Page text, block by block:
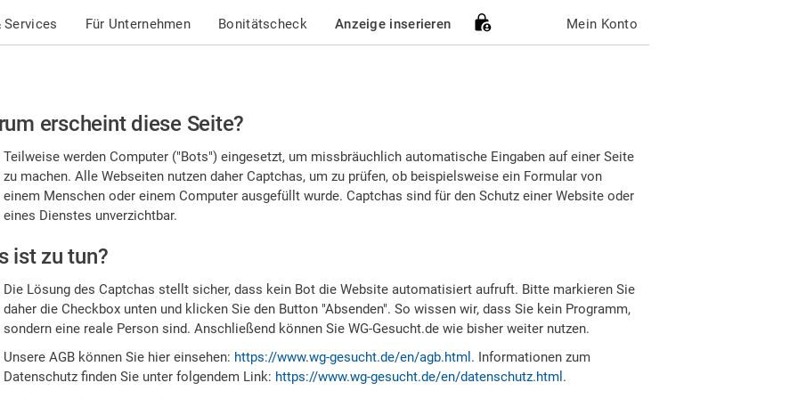
Services Für Unternehmen Bonitätscheck Anzeige inserieren Mein Konto
erscheint diese Seite?
Teilweise werden Computer ("Bots") eingesetzt, um missbräuchlich automatische Eingaben auf einer Seite
zu machen. Alle Webseiten nutzen daher Captchas, um zu prüfen, ob beispielsweise ein Formular von
einem Menschen oder einem Computer ausgefüllt wurde. Captchas sind für den Schutz einer Website oder
eines Dienstes unverzichtbar.
ist zu tun?
Die Lösung des Captchas stellt sicher, dass kein Bot die Website automatisiert aufruft. Bitte markieren Sie
daher die Checkbox unten und klicken Sie den Button "Absenden". So wissen wir, dass Sie kein Programm,
sondern eine reale Person sind. Anschließend können Sie WG-Gesucht.de wie bisher weiter nutzen.
Unsere AGB können Sie hier einsehen: https://www.wg-gesucht.de/en/agb.html . Informationen zum
Datenschutz finden Sie unter folgendem Link: https://www.wg-gesucht.de/en/datenschutz.html .